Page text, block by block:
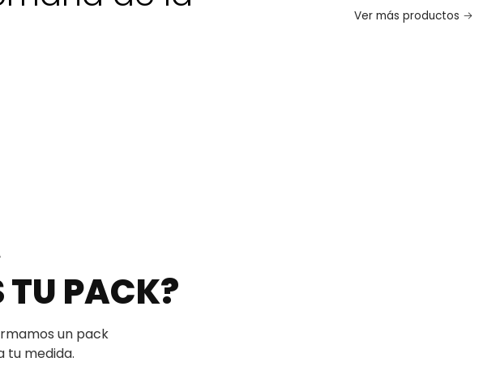
Ver más productos
TU PACK?
un pack
tu medida.